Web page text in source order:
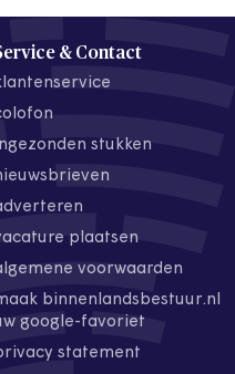
& Contact
stukken
plaatsen
voorwaarden
binnenlandsbestuur.nl
google-favoriet
statement